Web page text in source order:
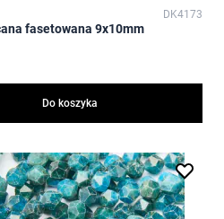
DK4173
fasetowana 9x10mm
Do koszyka